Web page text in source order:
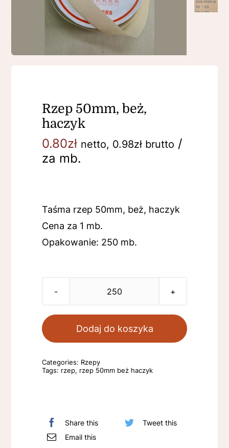
Rzep 50mm, beż,
haczyk
0.80zł netto, 0.98zł brutto /
za mb.
Taśma rzep 50mm, beż, haczyk
Cena za 1 mb.
Opakowanie: 250 mb.
ilość
Rzep
50mm,
beż,
Dodaj do koszyka
Categories: Rzepy
Tags: rzep, rzep 50mm beż haczyk
Share this
Tweet this
Email this